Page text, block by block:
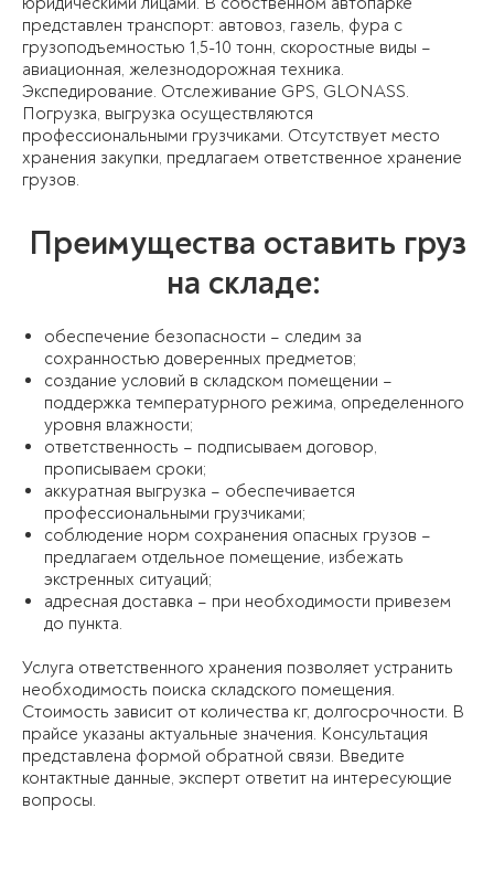
представлен транспорт: автовоз, газель, фура с
грузоподъемностью 1,5-10 тонн, скоростные виды –
авиационная, железнодорожная техника.
Экспедирование. Отслеживание GPS, GLONASS.
Погрузка, выгрузка осуществляются
профессиональными грузчиками. Отсутствует место
хранения закупки, предлагаем ответственное хранение
грузов.
Преимущества оставить груз
на складе:
обеспечение безопасности – следим за
сохранностью доверенных предметов;
создание условий в складском помещении –
поддержка температурного режима, определенного
уровня влажности;
ответственность – подписываем договор,
прописываем сроки;
аккуратная выгрузка – обеспечивается
профессиональными грузчиками;
соблюдение норм сохранения опасных грузов –
предлагаем отдельное помещение, избежать
экстренных ситуаций;
адресная доставка – при необходимости привезем
до пункта.
Услуга ответственного хранения позволяет устранить
необходимость поиска складского помещения.
Стоимость зависит от количества кг, долгосрочности. В
прайсе указаны актуальные значения. Консультация
представлена формой обратной связи. Введите
контактные данные, эксперт ответит на интересующие
вопросы.